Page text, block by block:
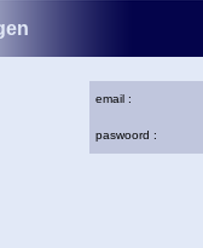
email :
paswoord :